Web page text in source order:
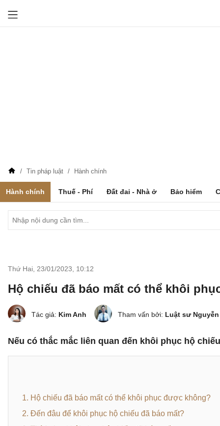
Tin pháp luật Hành chính
Hành chính Thuế - Phí Đất đai - Nhà ở Bảo hiểm
Thứ Hai, 23/01/2023 10:12
Hộ chiếu đã báo mất có thể khôi
Tác giả: Kim Anh Tham vấn bởi: Luật sư
Nếu có thắc mắc liên quan đến khôi phục hộ
1. Hộ chiếu đã báo mất có thể khôi phục được không?
2. Đến đâu để khôi phục hộ chiếu đã báo mất?